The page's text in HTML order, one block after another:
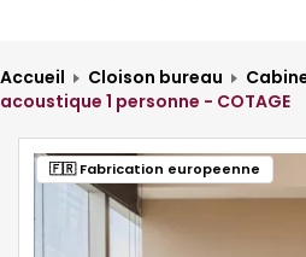
Accueil Cloison bureau
acoustique 1 personne - COTAGE